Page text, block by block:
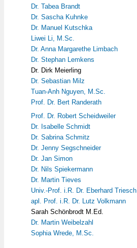
Dr. Tabea Brandt
Dr. Sascha Kuhnke
Dr. Manuel Kutschka
Liwei Li, M.Sc.
Dr. Anna Margarethe Limbach
Dr. Stephan Lemkens
Dr. Dirk Meierling
Dr. Sebastian Milz
Tuan-Anh Nguyen, M.Sc.
Prof. Dr. Bert Randerath
Prof. Dr. Robert Scheidweiler
Dr. Isabelle Schmidt
Dr. Sabrina Schmitz
Dr. Jenny Segschneider
Dr. Jan Simon
Dr. Nils Spiekermann
Dr. Martin Tieves
Univ.-Prof. i.R. Dr. Eberhard Triesch
apl. Prof. i.R. Dr. Lutz Volkmann
Sarah Schönbrodt M.Ed.
Dr. Martin Weibelzahl
Sophia Wrede, M.Sc.